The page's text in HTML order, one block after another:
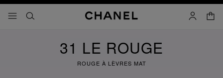
menu principal de navigation
- navigation principale
rechercher mon
panier
31 LE ROUGE
ROUGE À LÈVRES MAT